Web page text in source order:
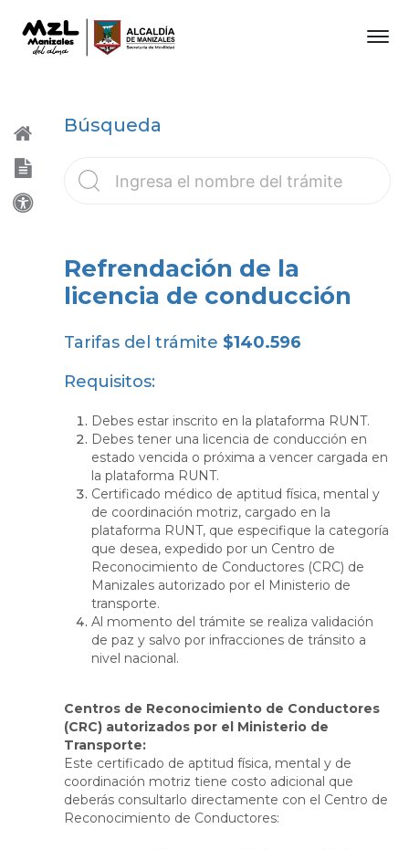
Búsqueda
Refrendación de la
licencia de conducción
Tarifas del trámite $140.596
Requisitos:
Debes estar inscrito en la plataforma RUNT.
Debes tener una licencia de conducción en
estado vencida o próxima a vencer cargada en
la plataforma RUNT.
Certificado médico de aptitud física, mental y
de coordinación motriz, cargado en la
plataforma RUNT, que especifique la categoría
que desea, expedido por un Centro de
Reconocimiento de Conductores (CRC) de
Manizales autorizado por el Ministerio de
transporte.
Al momento del trámite se realiza validación
de paz y salvo por infracciones de tránsito a
nivel nacional.
Centros de Reconocimiento de Conductores
(CRC) autorizados por el Ministerio de
Transporte:
Este certificado de aptitud física, mental y de
coordinación motriz tiene costo adicional que
deberás consultarlo directamente con el Centro de
Reconocimiento de Conductores: